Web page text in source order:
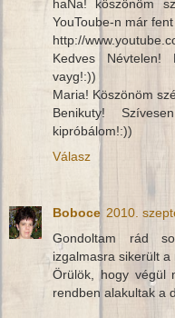
haNa! köszönöm
YouToube-n már
http://
Kedves Névtelen!
vayg!:))
Maria! Köszönöm
Benikuty!
kipróbálom!:))
Válasz
Boboce 2010.
Gondoltam rád
izgalmasra sikerült a
Örülök, hogy végül
rendben alakultak a